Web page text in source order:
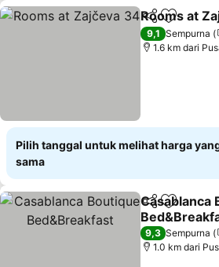
Bagikan
Rooms at
9,1 Sempurna
1.6 km dari
Pilih tanggal untuk melihat harga
sama
Bagikan
Casablanca
9,3 Sempurna
1.0 km dari